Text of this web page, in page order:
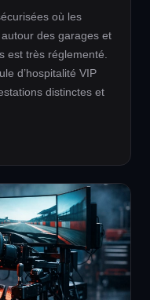
où les
des garages et
est très réglementé.
d’hospitalité VIP
distinctes et